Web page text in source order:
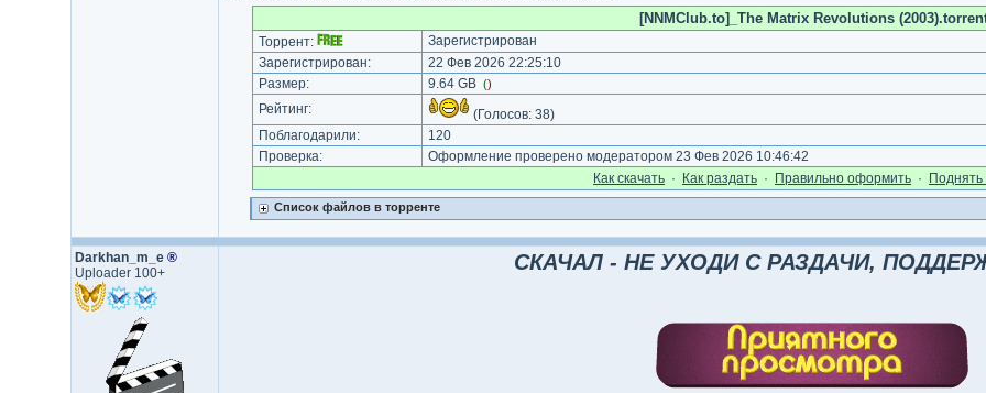
[NNMClub.to]_The Matrix Revolutions
Торрент:
Зарегистрирован
Зарегистрирован:
22 Фев 2026 22:25:10
Размер:
9.64 GB ()
Рейтинг: (Голосов: 38)
Поблагодарили:
120
Проверка:
Оформление проверено модератором 23 Фев 2026 10:46:42
Как cкачать · Как раздать · Правильно оформить · Поднять
Список файлов в торренте
Darkhan_m_e ®
Uploader 100+
СКАЧАЛ - НЕ УХОДИ С РАЗДАЧИ,